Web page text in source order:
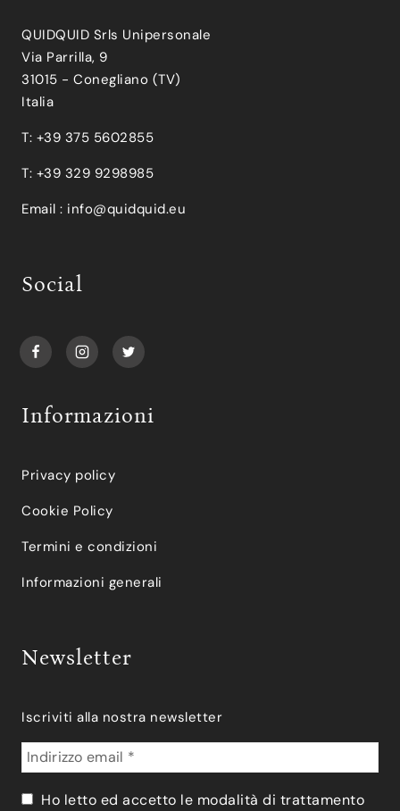
QUIDQUID Srls Unipersonale
Via Parrilla, 9
31015 - Conegliano (TV)
Italia
T: +39 375 5602855
T: +39 329 9298985
Email : info@quidquid.eu
Social
Informazioni
Privacy policy
Cookie Policy
Termini e condizioni
Informazioni generali
Newsletter
Iscriviti alla nostra newsletter
Ho letto ed accetto le modalità di trattamento